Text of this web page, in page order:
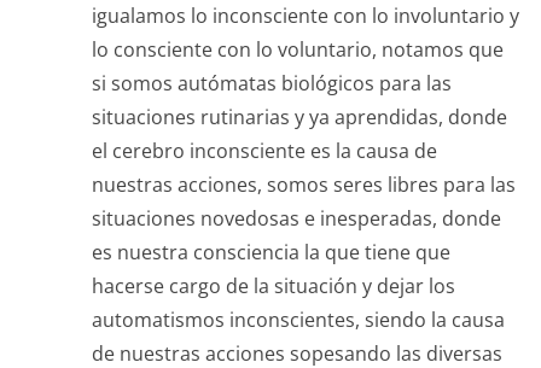
igualamos lo inconsciente con lo involuntario y
lo consciente con lo voluntario, notamos que
si somos autómatas biológicos para las
situaciones rutinarias y ya aprendidas, donde
el cerebro inconsciente es la causa de
nuestras acciones, somos seres libres para las
situaciones novedosas e inesperadas, donde
es nuestra consciencia la que tiene que
hacerse cargo de la situación y dejar los
automatismos inconscientes, siendo la causa
de nuestras acciones sopesando las diversas